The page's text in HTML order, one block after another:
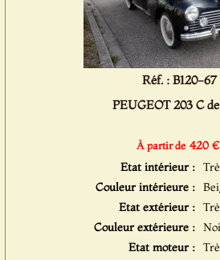
Réf. : B120-67
PEUGEOT 203 C
À partir de 420 €
Etat intérieur :
Couleur intérieure :
Etat extérieur :
Couleur extérieure :
Etat moteur :